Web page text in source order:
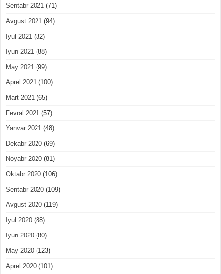
Sentabr 2021 (71)
Avgust 2021 (94)
Iyul 2021 (82)
Iyun 2021 (88)
May 2021 (99)
Aprel 2021 (100)
Mart 2021 (65)
Fevral 2021 (57)
Yanvar 2021 (48)
Dekabr 2020 (69)
Noyabr 2020 (81)
Oktabr 2020 (106)
Sentabr 2020 (109)
Avgust 2020 (119)
Iyul 2020 (88)
Iyun 2020 (80)
May 2020 (123)
Aprel 2020 (101)